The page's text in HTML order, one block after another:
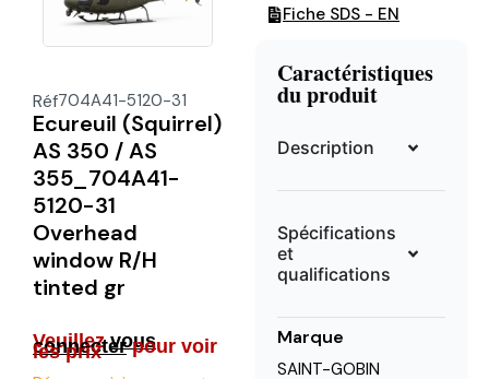
Réf704A41-5120-31
Ecureuil (Squirrel)
AS 350 / AS
355_704A41-
5120-31
Overhead
window R/H
tinted gr
Veuillezvous
connecterpour voir
les prix
Fiche SDS - EN
Caractéristiques
du produit
Description
Spécifications
et
qualifications
Marque
SAINT-GOBIN